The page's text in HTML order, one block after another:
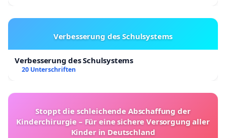
Verbesserung des Schulsystems
Verbesserung des Schulsystems
20 Unterschriften
Stoppt die schleichende Abschaffung der
Kinderchirurgie – Für eine sichere Versorgung aller
Kinder in Deutschland